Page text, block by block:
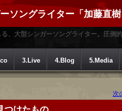
ソングライター「加藤直
、大型シンガーソングライター。圧倒
3.Live 4.Blog 5.Media
次